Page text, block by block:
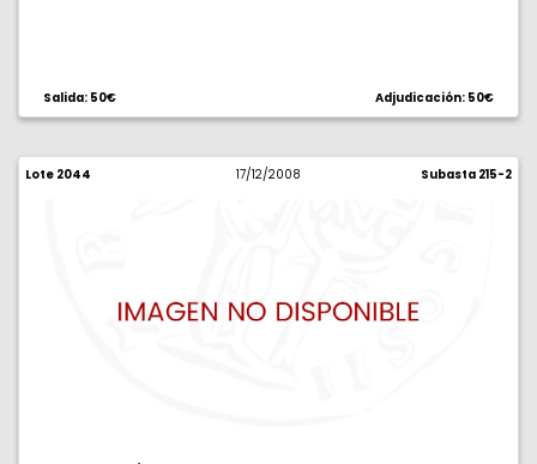
Salida: 50€ Adjudicación: 50€
Lote 2044 17/12/2008 Subasta 215-2